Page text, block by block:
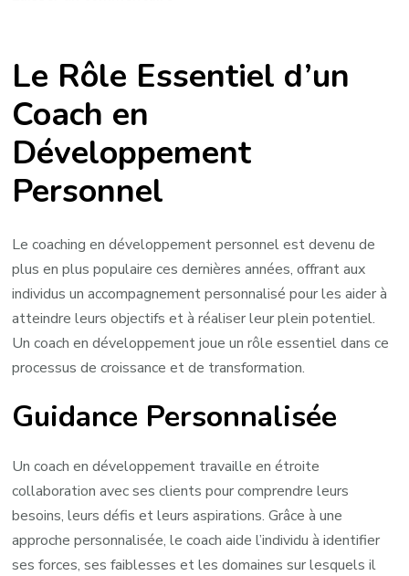
Essentiel:
Coach
Développement
Personnel
Votre
Potentiel
Le Rôle Essentiel d’un
Coach en
Développement
Personnel
Le coaching en développement personnel est devenu de
plus en plus populaire ces dernières années, offrant aux
individus un accompagnement personnalisé pour les aider à
atteindre leurs objectifs et à réaliser leur plein potentiel.
Un coach en développement joue un rôle essentiel dans ce
processus de croissance et de transformation.
Guidance Personnalisée
Un coach en développement travaille en étroite
collaboration avec ses clients pour comprendre leurs
besoins, leurs défis et leurs aspirations. Grâce à une
approche personnalisée, le coach aide l’individu à identifier
ses forces, ses faiblesses et les domaines sur lesquels il